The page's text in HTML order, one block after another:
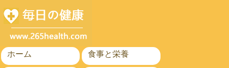
ホーム
食事と栄養